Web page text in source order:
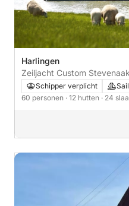
Harlingen
Zeiljacht Custom
Schipper verplicht
60 personen · 12 hutten · 24